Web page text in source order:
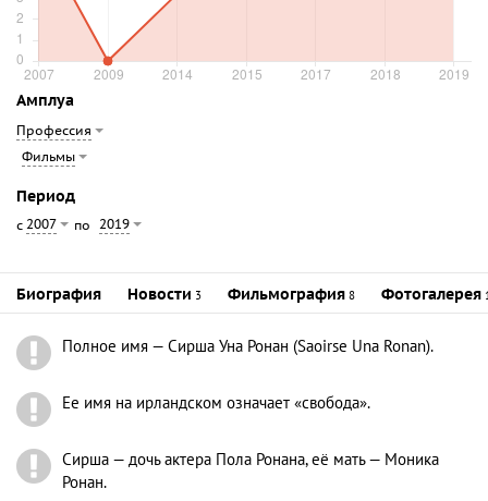
Амплуа
Профессия
Фильмы
Период
с 2007 по 2019
Биография Новости 3 Фильмография 8 Фотогалерея
Полное имя — Сирша Уна Ронан (Saoirse Una Ronan).
Ее имя на ирландском означает «свобода».
Сирша — дочь актера Пола Ронана, её мать — Моника
Ронан.